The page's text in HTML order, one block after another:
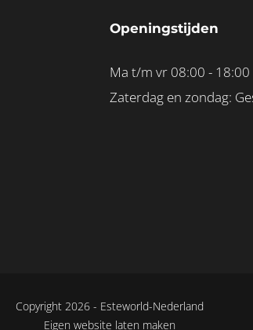
Openingstijden
Ma t/m vr 08:00 - 18:00
Zaterdag en zondag:
Copyright 2026 - Esteworld-Nederland
Eigen website laten maken